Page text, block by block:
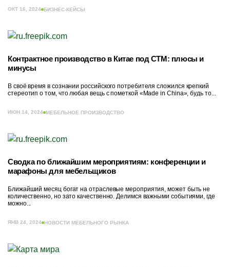
ОКТ 16, 2024 БИЗНЕС-КЕЙСЫ
Контрактное производство в Китае под СТМ: плюсы и
минусы
В своё время в сознании российского потребителя сложился крепкий
стереотип о том, что любая вещь с пометкой «Made in China», будь то...
ИЮН 14, 2024 МЕБЕЛЬНОЕ ПРОИЗВОДСТВО
Сводка по ближайшим мероприятиям: конференции и
марафоны для мебельщиков
Ближайший месяц богат на отраслевые мероприятия, может быть не
количественно, но зато качественно. Делимся важными событиями, где
можно...
ЯНВ 24, 2024 НОВОСТИ МЕБЕЛЬНОГО РЫНКА